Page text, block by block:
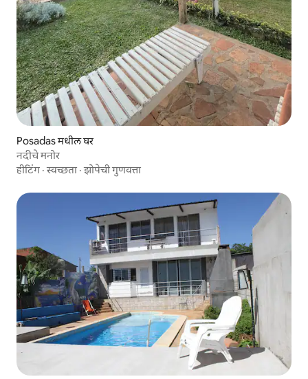
Posadas मधील घर
नदीचे मनोर
हीटिंग ·स्वच्छता ·झोपेची गुणवत्ता